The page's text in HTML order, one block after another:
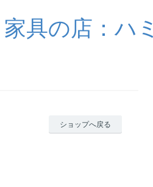
具の店：ハミ
ショップへ戻る